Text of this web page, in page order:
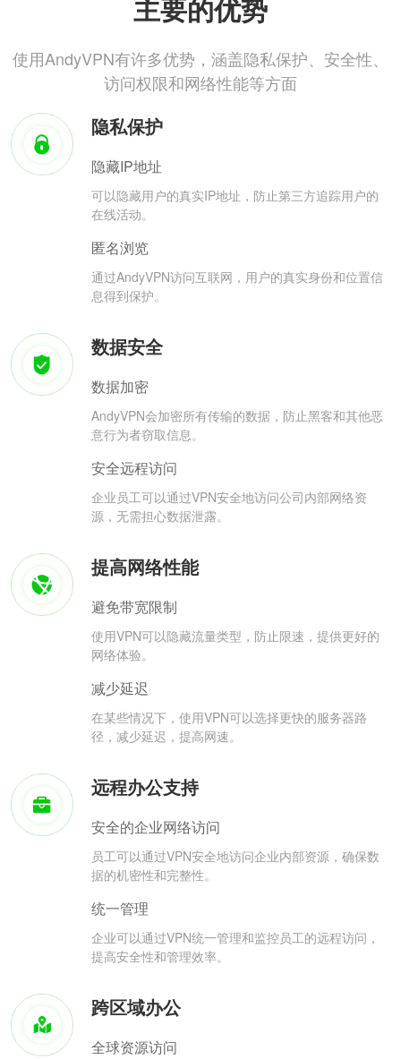
主要的优势
使用AndyVPN有许多优势，涵盖隐私保护、安全性、
访问权限和网络性能等方面
隐私保护
隐藏IP地址
可以隐藏用户的真实IP地址，防止第三方追踪用户的
在线活动。
匿名浏览
通过AndyVPN访问互联网，用户的真实身份和位置信
息得到保护。
数据安全
数据加密
AndyVPN会加密所有传输的数据，防止黑客和其他恶
意行为者窃取信息。
安全远程访问
企业员工可以通过VPN安全地访问公司内部网络资
源，无需担心数据泄露。
提高网络性能
避免带宽限制
使用VPN可以隐藏流量类型，防止限速，提供更好的
网络体验。
减少延迟
在某些情况下，使用VPN可以选择更快的服务器路
径，减少延迟，提高网速。
远程办公支持
安全的企业网络访问
员工可以通过VPN安全地访问企业内部资源，确保数
据的机密性和完整性。
统一管理
企业可以通过VPN统一管理和监控员工的远程访问，
提高安全性和管理效率。
跨区域办公
全球资源访问